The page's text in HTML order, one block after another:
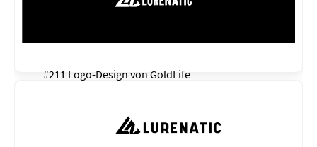
#211 Logo-Design von GoldLife